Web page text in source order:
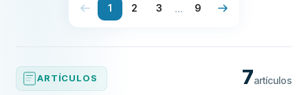
1 2 3 ... 9
ARTÍCULOS 7artículos